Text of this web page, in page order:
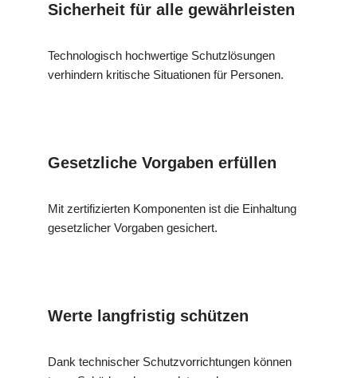
Sicherheit für alle gewährleisten
Technologisch hochwertige Schutzlösungen
verhindern kritische Situationen für Personen.
Gesetzliche Vorgaben erfüllen
Mit zertifizierten Komponenten ist die Einhaltung
gesetzlicher Vorgaben gesichert.
Werte langfristig schützen
Dank technischer Schutzvorrichtungen können